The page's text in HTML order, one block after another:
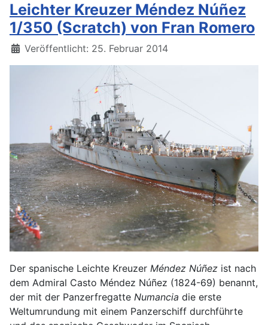
Leichter Kreuzer Méndez Núñez
1/350 (Scratch) von Fran Romero
Details
Veröffentlicht: 25. Februar 2014
Der spanische Leichte Kreuzer Méndez Núñez ist nach
dem Admiral Casto Méndez Núñez (1824-69) benannt,
der mit der Panzerfregatte Numancia die erste
Weltumrundung mit einem Panzerschiff durchführte